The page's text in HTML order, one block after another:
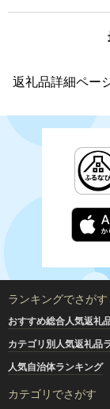
返礼品詳細ペー
ランキングでさがす
おすすめ総合人気返礼
カテゴリ別人気返礼品
人気自治体ランキング
カテゴリでさがす